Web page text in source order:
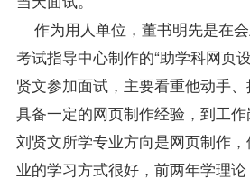
作为用人单位，董书明先是在
考试指导中心制作的“助学科网页
贤文参加面试，主要看重他动手
具备一定的网页制作经验，到工作
刘贤文所学专业方向是网页制作
业的学习方式很好，前两年学理